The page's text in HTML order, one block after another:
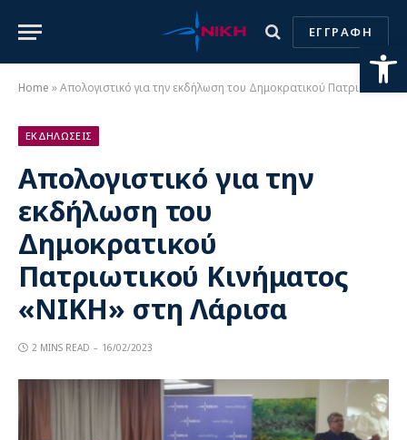
ΕΓΓΡΑΦΗ
Home »Απολογιστικό για την εκδήλωση του Δημοκρατικού Πατριωτικού Κινήματος «ΝΙΚΗ» στη Λάρισα
ΕΚΔΗΛΩΣΕΙΣ
Απολογιστικό για την
εκδήλωση του
Δημοκρατικού
Πατριωτικού Κινήματος
«ΝΙΚΗ» στη Λάρισα
2 MINS READ 16/02/2023